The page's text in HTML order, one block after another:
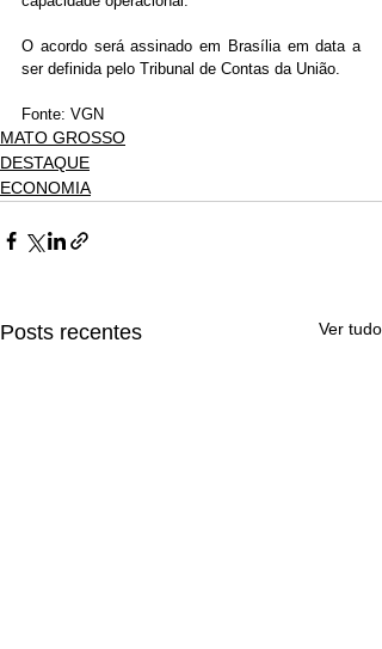
O acordo será assinado em Brasília em data a
ser definida pelo Tribunal de Contas da União.
Fonte: VGN
MATO GROSSO
DESTAQUE
ECONOMIA
Posts recentes Ver tudo